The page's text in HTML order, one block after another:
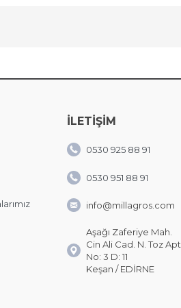
İLETİŞİM
0530 925 88 91
0530 951 88 91
info@millagros.com
Aşağı Zaferiye Mah.
Cin Ali Cad. N. Toz Apt.
No: 3 D: 11
Keşan / EDİRNE